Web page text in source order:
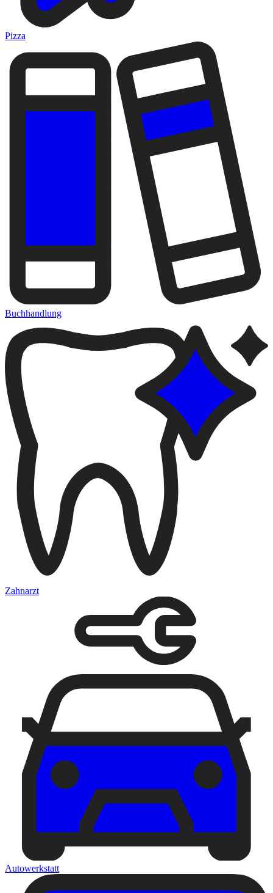
Pizza
Buchhandlung
Zahnarzt
Autowerkstatt